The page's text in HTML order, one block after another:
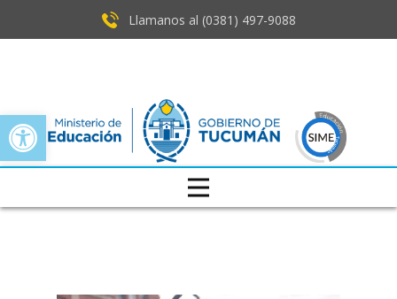
Open toolbar
Llamanos al (0381) ​497-9088